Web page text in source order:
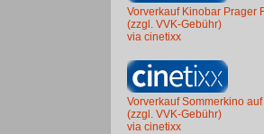
Vorverkauf Kinobar Prager
(zzgl. VVK-Gebühr)
via cinetixx
Vorverkauf Sommerkino
(zzgl. VVK-Gebühr)
via cinetixx